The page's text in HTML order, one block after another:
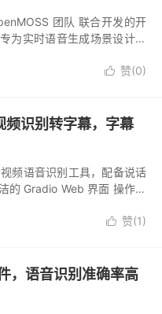
团队 联合开发的开
为实时语音生成场景设计，
 赞(0)
频识别转字幕，字幕
频语音识别工具，配备说话
的 Gradio Web 界面 操作，
 赞(1)
，语音识别准确率高